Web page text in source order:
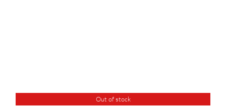
Out of stock